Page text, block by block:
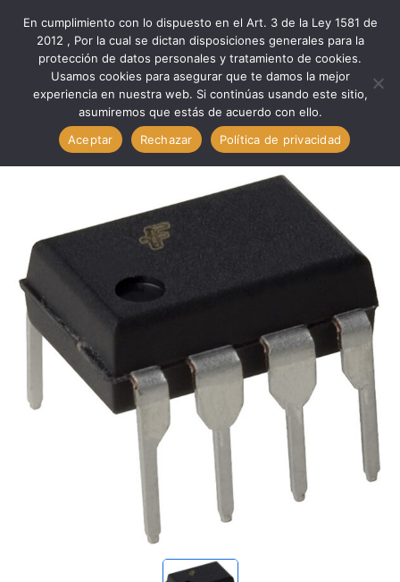
Componentes
Otros Com
Otros Com. Circuitos NE5532P TECHMAN NE5532P
En cumplimiento con lo dispuesto en el Art. 3 de la Ley 1581 de
2012 , Por la cual se dictan disposiciones generales para la
protección de datos personales y tratamiento de cookies.
Usamos cookies para asegurar que te damos la mejor
experiencia en nuestra web. Si continúas usando este sitio,
asumiremos que estás de acuerdo con ello.
Aceptar
Rechazar Política de privacidad